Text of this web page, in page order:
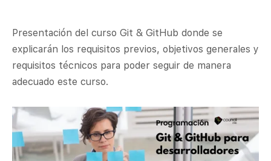
Presentación del curso Git & GitHub donde se
explicarán los requisitos previos, objetivos generales y
requisitos técnicos para poder seguir de manera
adecuado este curso.